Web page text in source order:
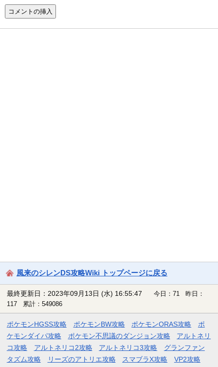
風来のシレンDS攻略Wiki トップページに戻る
最終更新日：2023年09月13日 (水) 16:55:47
今日：71 昨日：
117 累計：549086
ポケモンHGSS攻略 ポケモンBW攻略 ポケモンORAS攻略
ポ
ケモンダイパ攻略
ポケモン不思議のダンジョン攻略
アルトネリ
コ攻略
アルトネリコ2攻略 アルトネリコ3攻略
グランファン
タズム攻略
リーズのアトリエ攻略 スマブラX攻略
VP2攻略